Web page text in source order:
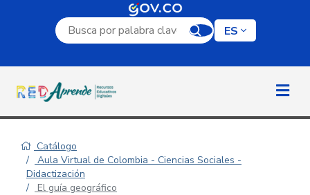
Campo de búsqueda por palabra clave
ES
Catálogo
Aula Virtual de Colombia - Ciencias Sociales -
Didactización
El guía geográfico